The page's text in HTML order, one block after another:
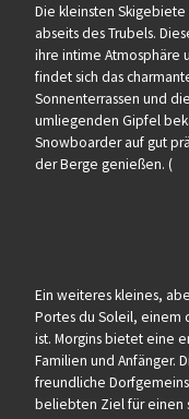
Die kleinsten
abseits des Trubels.
ihre intime Atmosphäre
findet sich das
Sonnenterrassen und
umliegenden Gipfel
Snowboarder auf gut
der Berge genießen. (
Ein weiteres kleines,
Portes du Soleil, einem
ist. Morgins bietet eine
Familien und Anfänger.
freundliche
beliebten Ziel für einen